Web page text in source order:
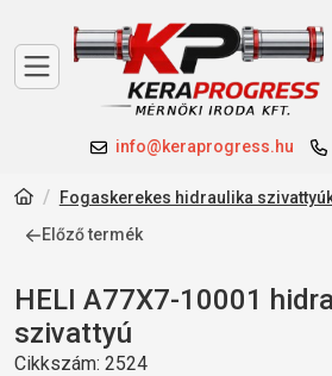
info@keraprogress.hu
Fogaskerekes hidraulika
Előző termék
HELI A77X7-10001
szivattyú
Cikkszám: 2524